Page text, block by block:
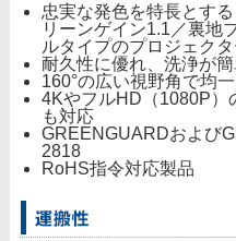
忠実な発色を特長とする
リーンゲイン1.1／裏地
ルタイプのプロジェク
耐久性に優れ、洗浄が
160°の広い視野角で均
4KやフルHD（1080P）
も対応
GREENGUARDおよび
2818
RoHS指令対応製品